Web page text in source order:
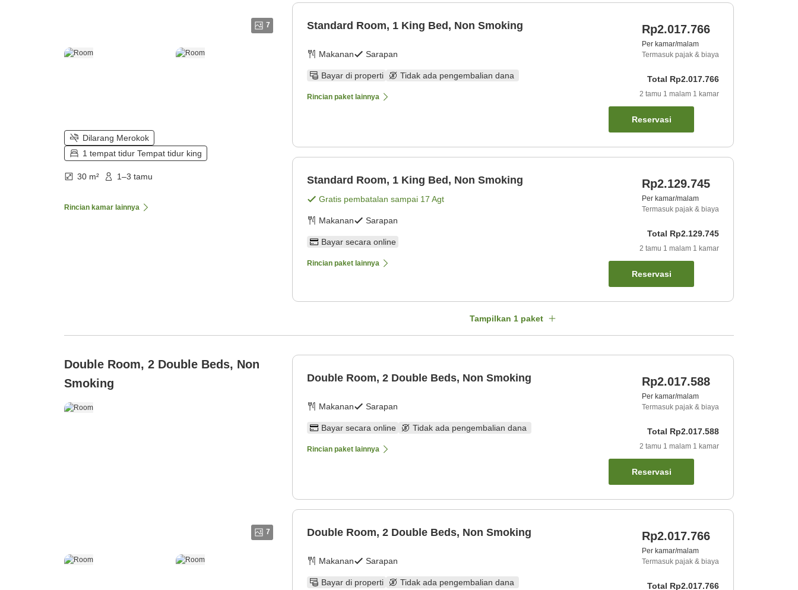
7
Dilarang Merokok
1 tempat tidur Tempat tidur king
30 m² 1–3 tamu
Rincian kamar lainnya
Standard Room, 1 King Bed, Non Smoking
Makanan Sarapan
Bayar di properti Tidak ada pengembalian dana
Rincian paket lainnya
Rp2.017.766
Per kamar/malam
Termasuk pajak & biaya
Total Rp2.017.766
2 tamu 1 malam 1 kamar
Reservasi
Standard Room, 1 King Bed, Non Smoking
Gratis pembatalan sampai 17 Agt
Makanan Sarapan
Bayar secara online
Rincian paket lainnya
Rp2.129.745
Per kamar/malam
Termasuk pajak & biaya
Total Rp2.129.745
2 tamu 1 malam 1 kamar
Reservasi
Tampilkan 1 paket
Double Room, 2 Double Beds, Non
Smoking
7
Double Room, 2 Double Beds, Non Smoking
Makanan Sarapan
Bayar secara online Tidak ada pengembalian dana
Rincian paket lainnya
Rp2.017.588
Per kamar/malam
Termasuk pajak & biaya
Total Rp2.017.588
2 tamu 1 malam 1 kamar
Reservasi
Double Room, 2 Double Beds, Non Smoking
Makanan Sarapan
Bayar di properti Tidak ada pengembalian dana
Rp2.017.766
Per kamar/malam
Termasuk pajak & biaya
Total Rp2.017.766